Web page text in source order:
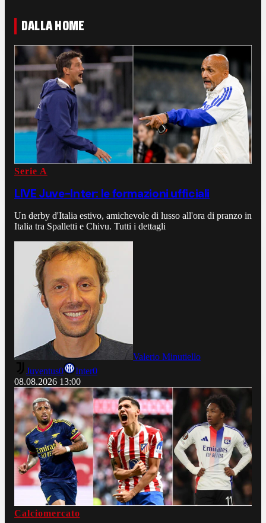
DALLA HOME
Serie A
LIVE Juve-Inter: le formazioni ufficiali
Un derby d'Italia estivo, amichevole di lusso all'ora di pranzo in
Italia tra Spalletti e Chivu. Tutti i dettagli
Valerio Minutiello
Juventus0 Inter0
08.08.2026 13:00
Calciomercato